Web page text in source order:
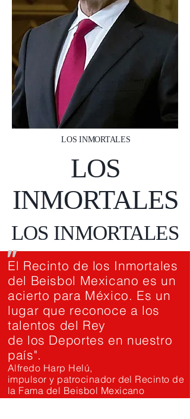
LOS INMORTALES
LOS
INMORTALES
LOS INMORTALES
El Recinto de los Inmortales
del Beisbol Mexicano es un
acierto para México. Es un
lugar que reconoce a los
talentos del Rey
de los Deportes en nuestro
país".
Alfredo Harp Helú,
impulsor y patrocinador del Recinto de
la Fama del Beisbol Mexicano
"